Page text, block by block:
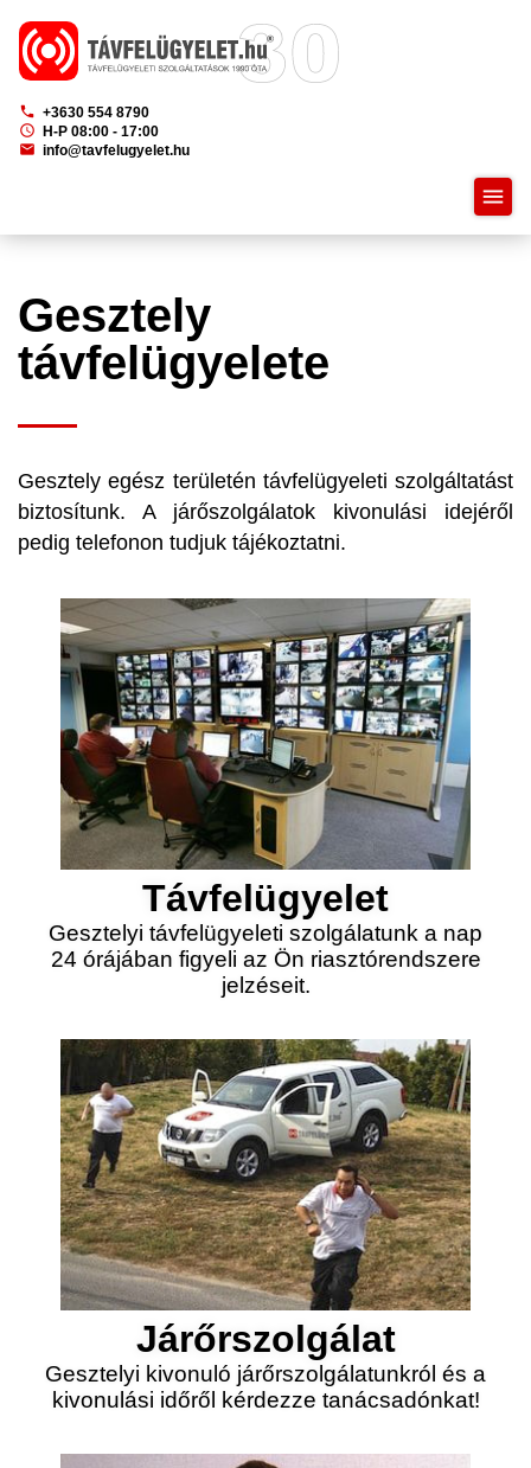
phone +3630 554 8790
schedule
H-P 08:00 - 17:00
mail info@tavfelugyelet.hu
menu
Gesztely
távfelügyelete
Gesztely egész területén távfelügyeleti szolgáltatást
biztosítunk. A járőszolgálatok kivonulási idejéről
pedig telefonon tudjuk tájékoztatni.
Távfelügyelet
Gesztelyi távfelügyeleti szolgálatunk a nap
24 órájában figyeli az Ön riasztórendszere
jelzéseit.
Járőrszolgálat
Gesztelyi kivonuló járőrszolgálatunkról és a
kivonulási időről kérdezze tanácsadónkat!